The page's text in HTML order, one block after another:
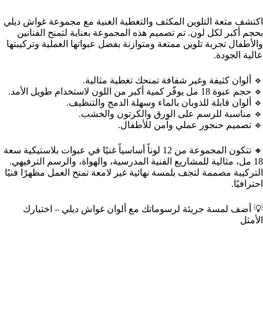
اكتشف متعة التلوين المكثف والتغطية الغنية مع مجموعة غواش ديلي
بحجم أكبر لكل لون. تم تصميم هذه المجموعة بعناية لتمنح الفنانين
والأطفال تجربة تلوين ممتعة ومتوازنة بفضل عبواتها العملية وتركيبتها
عالية الجودة.
🔹 ألوان كثيفة وغير شفافة تمنحك تغطية مثالية.
🔹 حجم عبوة 18 مل يوفّر كمية أكبر من اللون لاستخدام طويل الأمد.
🔹 ألوان قابلة للذوبان بالماء وسهلة الدمج والتنظيف.
🔹 مناسبة للرسم على الورق والكرتون والخشب.
🔹 تصميم حنجور عملي وآمن للأطفال.
🔸 تتكون المجموعة من 12 لوناً أساسياً غنيًا في عبوات بلاستيكية سعة
18 مل، مثالية للمشاريع الفنية المدرسية، والهواة، والرسم الترفيهي.
التركيبة مصممة لتجف بلمسة نهائية غير لامعة تمنح العمل مظهرًا فنيًا
احترافيًا.
💡 أضف لمسة جريئة لرسوماتك مع ألوان غواش ديلي – اختيارك
الأمثل